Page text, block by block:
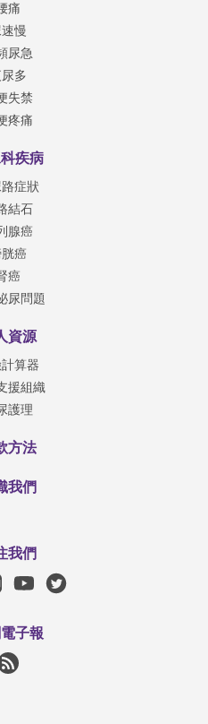
痛
慢
尿急
多
失禁
疼痛
疾病
症狀
結石
腺癌
癌
癌
尿問題
資源
算器
援組織
護理
方法
我們
我們
子報